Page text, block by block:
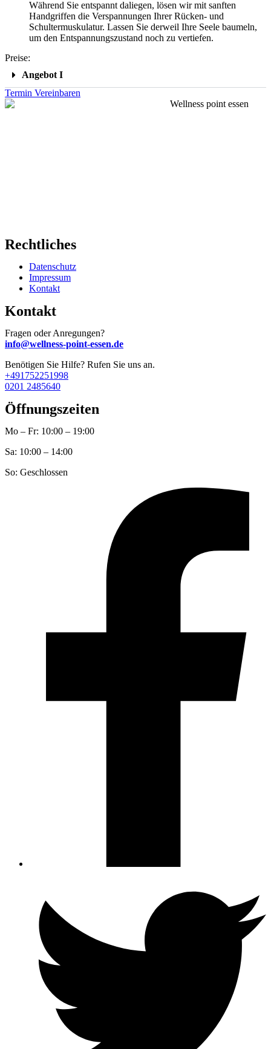
Während Sie entspannt daliegen, lösen wir mit sanften
Handgriffen die Verspannungen Ihrer Rücken- und
Schultermuskulatur. Lassen Sie derweil Ihre Seele baumeln,
um den Entspannungszustand noch zu vertiefen.
Preise:
Angebot I
Termin Vereinbaren
Rechtliches
Datenschutz
Impressum
Kontakt
Kontakt
Fragen oder Anregungen?
info@wellness-point-essen.de
Benötigen Sie Hilfe? Rufen Sie uns an.
+491752251998
0201 2485640
Öffnungszeiten
Mo – Fr: 10:00 – 19:00
Sa: 10:00 – 14:00
So: Geschlossen